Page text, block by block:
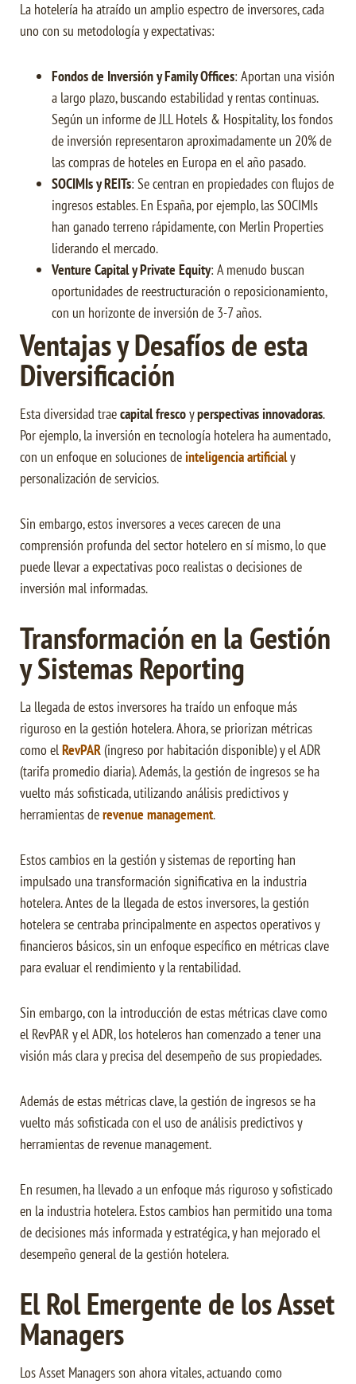
La hotelería ha atraído un amplio espectro de inversores, cada
uno con su metodología y expectativas:
Fondos de Inversión y Family Offices: Aportan una visión
a largo plazo, buscando estabilidad y rentas continuas.
Según un informe de JLL Hotels & Hospitality, los fondos
de inversión representaron aproximadamente un 20% de
las compras de hoteles en Europa en el año pasado.
SOCIMIs y REITs: Se centran en propiedades con flujos de
ingresos estables. En España, por ejemplo, las SOCIMIs
han ganado terreno rápidamente, con Merlin Properties
liderando el mercado.
Venture Capital y Private Equity: A menudo buscan
oportunidades de reestructuración o reposicionamiento,
con un horizonte de inversión de 3-7 años.
Ventajas y Desafíos de esta
Diversificación
Esta diversidad traecapital frescoyperspectivas innovadoras.
Por ejemplo, la inversión en tecnología hotelera ha aumentado,
con un enfoque en soluciones deinteligencia artificialy
personalización de servicios.
Sin embargo, estos inversores a veces carecen de una
comprensión profunda del sector hotelero en sí mismo, lo que
puede llevar a expectativas poco realistas o decisiones de
inversión mal informadas.
Transformación en la Gestión
y Sistemas Reporting
La llegada de estos inversores ha traído un enfoque más
riguroso en la gestión hotelera. Ahora, se priorizan métricas
como elRevPAR(ingreso por habitación disponible) y el ADR
(tarifa promedio diaria). Además, la gestión de ingresos se ha
vuelto más sofisticada, utilizando análisis predictivos y
herramientas derevenue management.
Estos cambios en la gestión y sistemas de reporting han
impulsado una transformación significativa en la industria
hotelera. Antes de la llegada de estos inversores, la gestión
hotelera se centraba principalmente en aspectos operativos y
financieros básicos, sin un enfoque específico en métricas clave
para evaluar el rendimiento y la rentabilidad.
Sin embargo, con la introducción de estas métricas clave como
el RevPAR y el ADR, los hoteleros han comenzado a tener una
visión más clara y precisa del desempeño de sus propiedades.
Además de estas métricas clave, la gestión de ingresos se ha
vuelto más sofisticada con el uso de análisis predictivos y
herramientas de revenue management.
En resumen, ha llevado a un enfoque más riguroso y sofisticado
en la industria hotelera. Estos cambios han permitido una toma
de decisiones más informada y estratégica, y han mejorado el
desempeño general de la gestión hotelera.
El Rol Emergente de los Asset
Managers
Los Asset Managers son ahora vitales, actuando como